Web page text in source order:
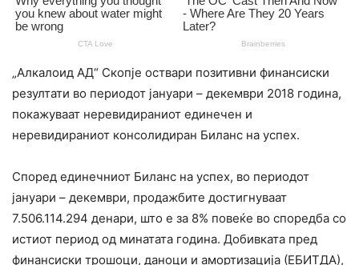
„Алкалоид АД“ Скопје оствари позитивни финансиски
резултати во периодот јануари – декември 2018 година,
покажуваат неревидираниот единечен и
неревидираниот консолидиран Биланс на успех.
Според единечниот Биланс на успех, во периодот
јануари – декември, продажбите достигнуваат
7.506.114.294 денари, што е за 8% повеќе во споредба со
истиот период од минатата година. Добивката пред
финансиски трошоци, даноци и амортизација (ЕБИТДА),